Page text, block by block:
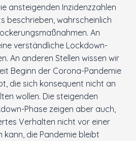
ansteigenden Inzidenzzahlen
beschrieben, wahrscheinlich
An
verständliche Lockdown-
An anderen Stellen wissen wir
Beginn der Corona-Pandemie
die sich konsequent nicht an
wollen. Die steigenden
Phase zeigen aber auch,
Verhalten nicht vor einer
die Pandemie bleibt